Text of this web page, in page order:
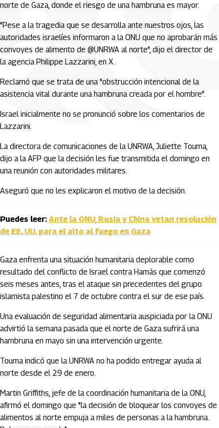
norte de Gaza, donde el riesgo de una hambruna es mayor.
"Pese a la tragedia que se desarrolla ante nuestros ojos, las
autoridades israelíes informaron a la ONU que no aprobarán más
convoyes de alimento de @UNRWA al norte", dijo el director de
la agencia Philippe Lazzarini, en X.
Reclamó que se trata de una "obstrucción intencional de la
asistencia vital durante una hambruna creada por el hombre".
Israel inicialmente no se pronunció sobre los comentarios de
Lazzarini.
La directora de comunicaciones de la UNRWA, Juliette Touma,
dijo a la AFP que la decisión les fue transmitida el domingo en
una reunión con autoridades militares.
Aseguró que no les explicaron el motivo de la decisión.
Puedes leer: Ante la ONU, Rusia y China vetan resolución
de EE. UU. para el alto al fuego en Gaza
Gaza enfrenta una situación humanitaria deplorable como
resultado del conflicto de Israel contra Hamás que comenzó
seis meses antes, tras el ataque sin precedentes del grupo
islamista palestino el 7 de octubre contra el sur de ese país.
Una evaluación de seguridad alimentaria auspiciada por la ONU
advirtió la semana pasada que el norte de Gaza sufrirá una
hambruna en mayo sin una intervención urgente.
Touma indicó que la UNRWA no ha podido entregar ayuda al
norte desde el 29 de enero.
Martin Griffiths, jefe de la coordinación humanitaria de la ONU,
afirmó el domingo que "la decisión de bloquear los convoyes de
alimentos al norte empuja a miles de personas a la hambruna.